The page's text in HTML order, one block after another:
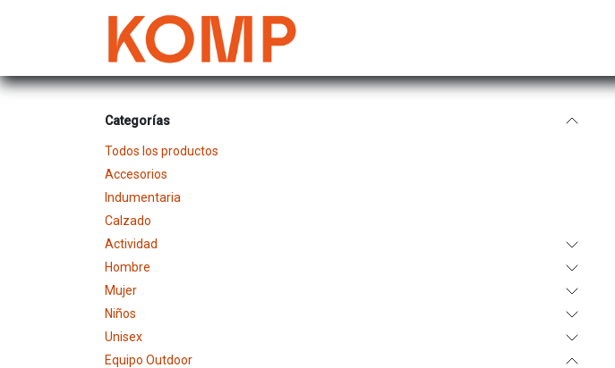
Categorías
Todos los productos
Accesorios
Indumentaria
Calzado
Actividad
Hombre
Mujer
Niños
Unisex
Equipo Outdoor